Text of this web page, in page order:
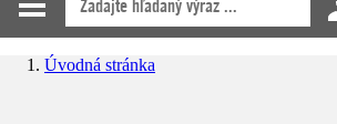
Úvodná stránka